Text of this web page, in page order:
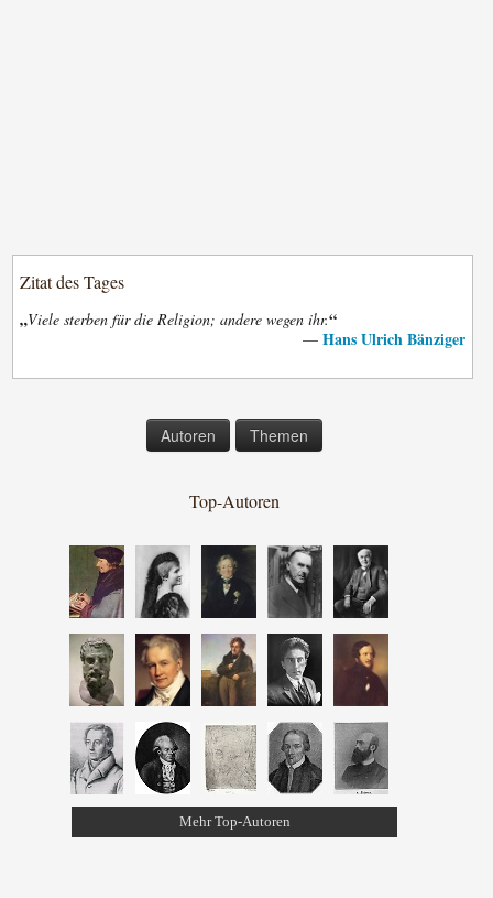
Zitat des Tages
„Viele sterben für die Religion; andere wegen ihr.“
— Hans Ulrich Bänziger
Autoren Themen
Top-Autoren
Mehr Top-Autoren